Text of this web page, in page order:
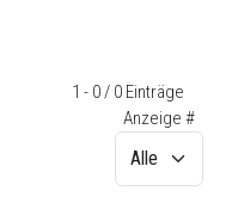
1 - 0 / 0 Einträge
Anzeige #